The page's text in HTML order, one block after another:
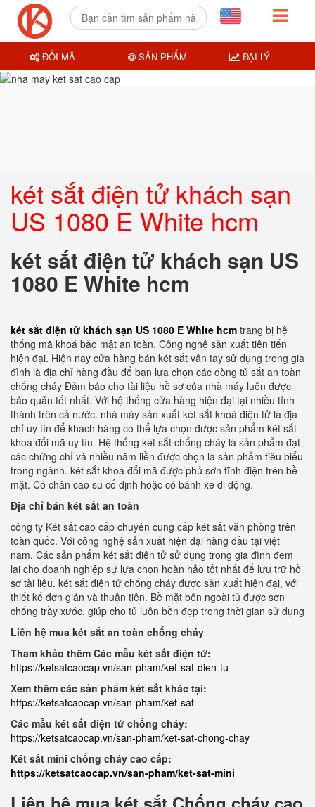
két sắt điện tử khách sạn
US 1080 E White hcm
két sắt điện tử khách sạn US
1080 E White hcm
két sắt điện tử khách sạn US 1080 E White hcm trang bị hệ
thống mã khoá bảo mật an toàn. Công nghệ sản xuất tiên tiến
hiện đại. Hiện nay cửa hàng bán két sắt vân tay sử dụng trong gia
đình là địa chỉ hàng đầu để bạn lựa chọn các dòng tủ sắt an toàn
chống cháy Đảm bảo cho tài liệu hồ sơ của nhà máy luôn được
bảo quản tốt nhất. Với hệ thống cửa hàng hiện đại tại nhiều tỉnh
thành trên cả nước. nhà máy sản xuất két sắt khoá điện tử là địa
chỉ uy tín để khách hàng có thể lựa chọn được sản phẩm két sắt
khoá đổi mã uy tín. Hệ thống két sắt chống cháy là sản phẩm đạt
các chứng chỉ và nhiều năm liền được chọn là sản phẩm tiêu biểu
trong ngành. két sắt khoá đổi mã được phủ sơn tĩnh điện trên bề
mặt. Có chân cao su cố định hoặc có bánh xe di động.
Địa chỉ bán két sắt an toàn
công ty Két sắt cao cấp chuyên cung cấp két sắt văn phòng trên
toàn quốc. Với công nghệ sản xuất hiện đại hàng đầu tại việt
nam. Các sản phẩm két sắt điện tử sử dụng trong gia đình đem
lại cho doanh nghiệp sự lựa chọn hoàn hảo tốt nhất để lưu trữ hồ
sơ tài liệu. két sắt điện tử chống cháy được sản xuất hiện đại, với
thiết kế đơn giản và thuận tiên. Bề mặt bên ngoài tủ được sơn
chống trầy xước. giúp cho tủ luôn bền đẹp trong thời gian sử dụng
Liên hệ mua két sắt an toàn chống cháy
Tham khảo thêm Các mẫu két sắt điện tử:
https://ketsatcaocap.vn/san-pham/ket-sat-dien-tu
Xem thêm các sản phẩm két sắt khác tại:
https://ketsatcaocap.vn/san-pham/ket-sat
Các mẫu két sắt điện tử chống cháy:
https://ketsatcaocap.vn/san-pham/ket-sat-chong-chay
Két sắt mini chống cháy cao cấp:
https://ketsatcaocap.vn/san-pham/ket-sat-mini
ĐỔI MÃ SẢN PHẨM ĐẠI LÝ